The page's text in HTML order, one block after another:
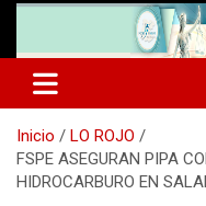
Inicio
LO ROJO
FSPE ASEGURAN PIPA
HIDROCARBURO EN